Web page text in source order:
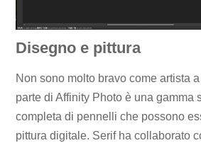
Disegno e pittura
Non sono molto bravo come artista
parte di Affinity Photo è una gamma
completa di pennelli che possono
pittura digitale. Serif ha collaborato